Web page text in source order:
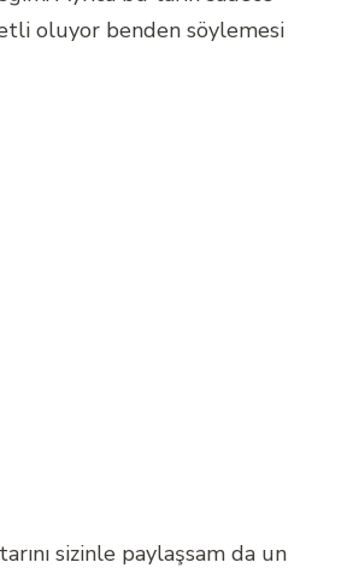
oluyor benden söylemesi
sizinle paylaşsam da un